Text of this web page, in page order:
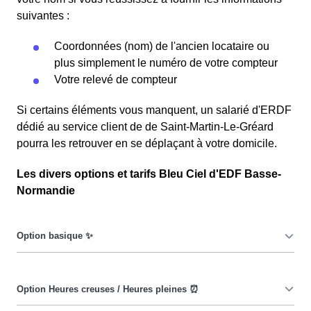
suivantes :
Coordonnées (nom) de l'ancien locataire ou
plus simplement le numéro de votre compteur
Votre relevé de compteur
Si certains éléments vous manquent, un salarié d'ERDF
dédié au service client de de Saint-Martin-Le-Gréard
pourra les retrouver en se déplaçant à votre domicile.
Les divers options et tarifs Bleu Ciel d'EDF Basse-
Normandie
date, ni de l'heure, que ce soit en à Saint-Martin-Le-
Gréard ou ailleurs. 💡